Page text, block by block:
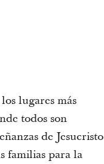
lugares más
todos son
de Jesucristo
familias para la